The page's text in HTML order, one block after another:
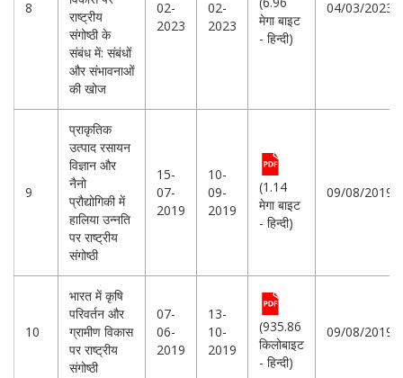
8
राष्ट्रीय
संगोष्ठी के
संबंध में: संबंधों
और संभावनाओं
की खोज
02-
2023
02-
2023
मेगा बाइट
- हिन्दी)
04/03/2023
9
प्राकृतिक
उत्पाद रसायन
विज्ञान और
नैनो
प्रौद्योगिकी में
हालिया उन्नति
पर राष्ट्रीय
संगोष्ठी
15-
07-
2019
10-
09-
2019
(1.14
मेगा बाइट
- हिन्दी)
09/08/2019
10
भारत में कृषि
परिवर्तन और
ग्रामीण विकास
पर राष्ट्रीय
संगोष्ठी
07-
06-
2019
13-
10-
2019
(935.86
किलोबाइट
- हिन्दी)
09/08/2019